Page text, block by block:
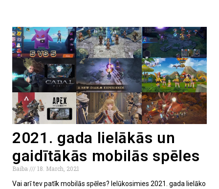
2021. gada lielākās un
gaidītākās mobilās spēles
Baiba
18. March, 2021
Vai arī tev patīk mobilās spēles? Ielūkosimies 2021. gada lielāko